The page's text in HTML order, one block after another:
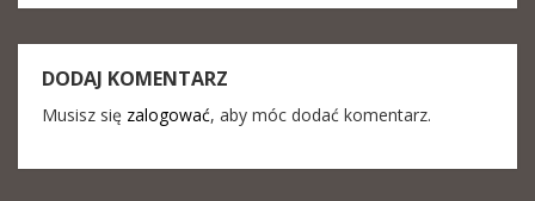
DODAJ KOMENTARZ
Musisz się zalogować, aby móc dodać komentarz.